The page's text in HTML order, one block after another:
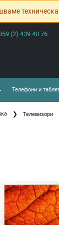
(2) 439 40 76
Телефони и
Телевизори